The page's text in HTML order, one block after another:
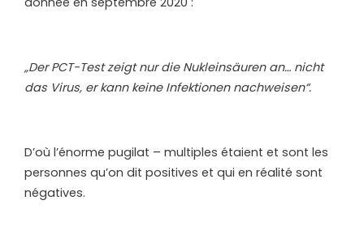
„Der PCT-Test zeigt nur die Nukleinsäuren an… nicht
das Virus, er kann keine Infektionen nachweisen“.
D’où l’énorme pugilat – multiples étaient et sont les
personnes qu’on dit positives et qui en réalité sont
négatives.